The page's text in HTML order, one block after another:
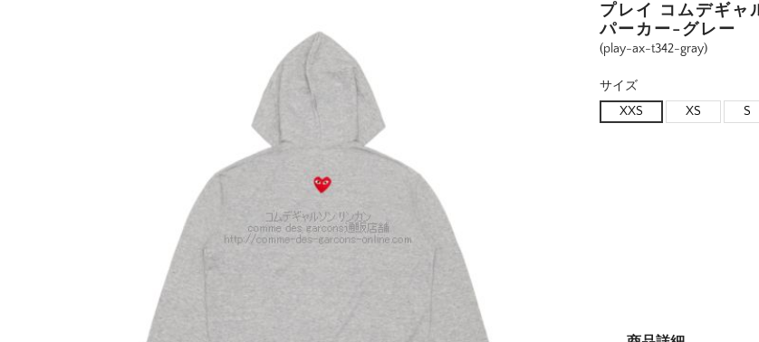
プレイ コムデギャ
パーカー-グレー
(play-ax-t342-gray)
サイズ
XXS
XS S